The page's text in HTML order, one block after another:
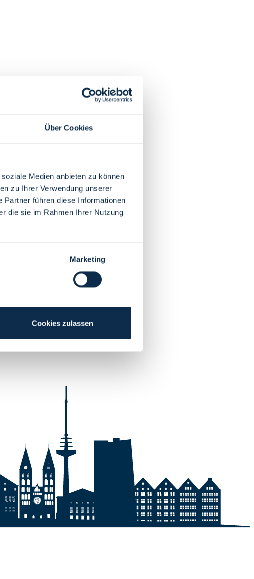
Über Cookies
Medien anbieten zu können
zu Ihrer Verwendung unserer
Partner führen diese Informationen
die sie im Rahmen Ihrer Nutzung
Marketing
Cookies zulassen